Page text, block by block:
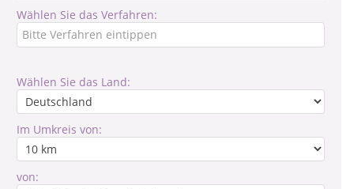
Wählen Sie das Verfahren:
Wählen Sie das Land:
Im Umkreis von:
von: